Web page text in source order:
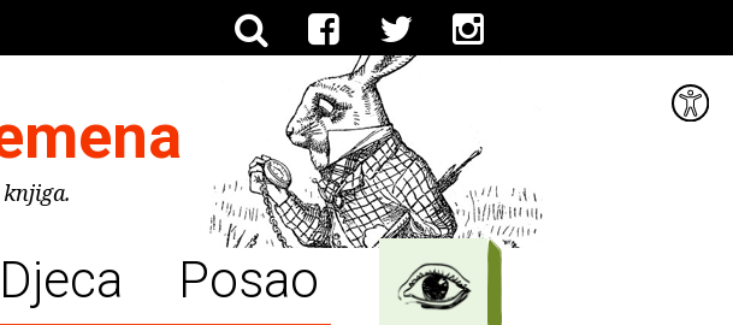
Djeca Posao